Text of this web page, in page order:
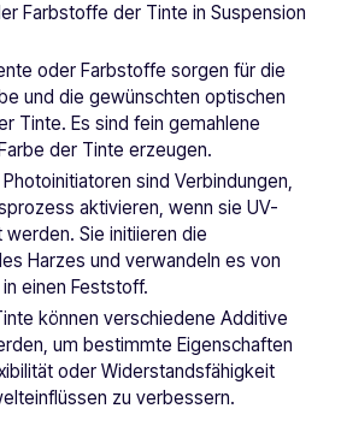
Farbstoffe der Tinte in Suspension
oder Farbstoffe sorgen für die
und die gewünschten optischen
Tinte. Es sind fein gemahlene
der Tinte erzeugen.
sind Verbindungen,
aktivieren, wenn sie UV-
Sie initiieren die
Harzes und verwandeln es von
einen Feststoff.
können verschiedene Additive
um bestimmte Eigenschaften
oder Widerstandsfähigkeit
zu verbessern.